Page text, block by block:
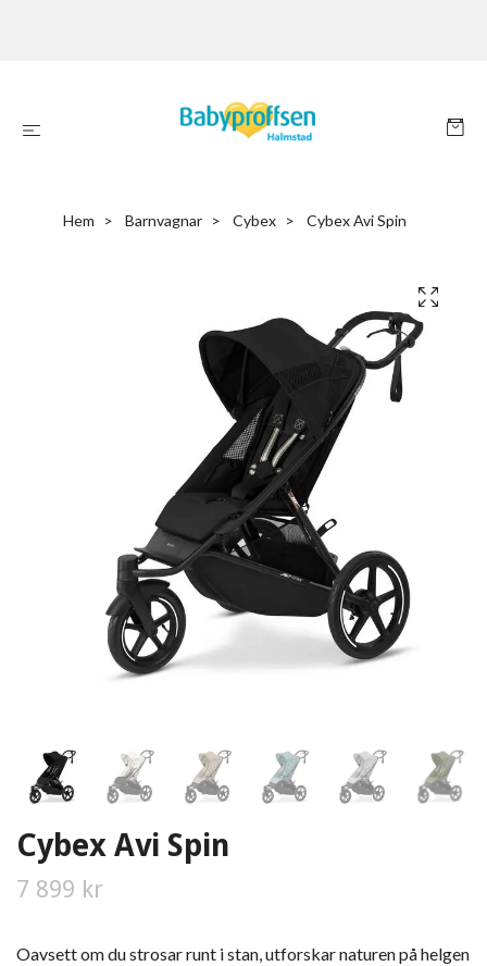
Hem Barnvagnar Cybex Cybex Avi Spin
Cybex Avi Spin
7 899 kr
Oavsett om du strosar runt i stan, utforskar naturen på helgen